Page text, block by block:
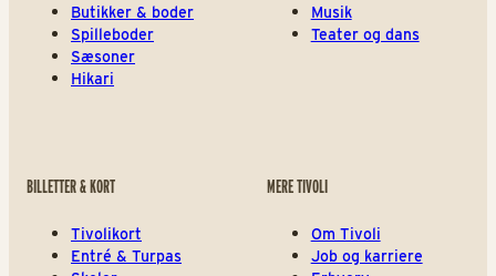
Butikker & boder
Spilleboder
Sæsoner
Hikari
Musik
Teater og dans
BILLETTER & KORT
Tivolikort
Entré & Turpas
MERE TIVOLI
Om Tivoli
Job og karriere